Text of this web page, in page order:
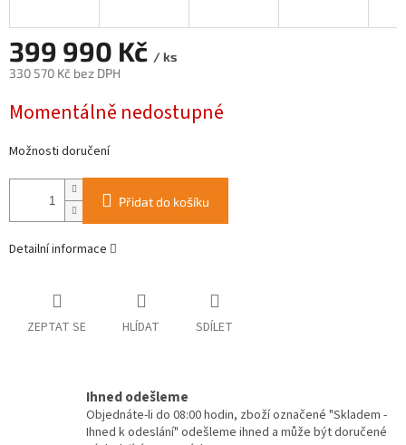
399 990 Kč / ks
330 570 Kč bez DPH
cena:
Momentálně nedostupné
Možnosti doručení
Přidat do košíku
Detailní informace
ZEPTAT SE HLÍDAT SDÍLET
Ihned odešleme
Objednáte-li do 08:00 hodin, zboží označené "Skladem -
Ihned k odeslání" odešleme ihned a může být doručené